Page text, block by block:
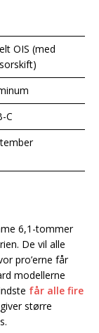
OIS (med
C
6,1-tommer
De vil alle
pro’erne får
modellerne
får alle fire
større